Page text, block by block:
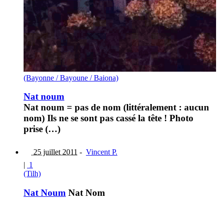
(Bayonne / Bayoune / Baiona)
Nat noum
Nat noum = pas de nom (littéralement : aucun
nom) Ils ne se sont pas cassé la tête ! Photo
prise (…)
25 juillet 2011 - Vincent P.
| 1
(Tilh)
Nat Noum Nat Nom